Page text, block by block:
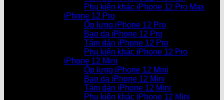
Phụ kiện khác iPhone 12 Pro Max
iPhone 12 Pro
Ốp lưng iPhone 12 Pro
Bao da iPhone 12 Pro
Tấm dán iPhone 12 Pro
Phụ kiện khác iPhone 12 Pro
iPhone 12 Mini
Ốp lưng iPhone 12 Mini
Bao da iPhone 12 Mini
Tấm dán iPhone 12 Mini
Phụ kiện khác iPhone 12 Mini